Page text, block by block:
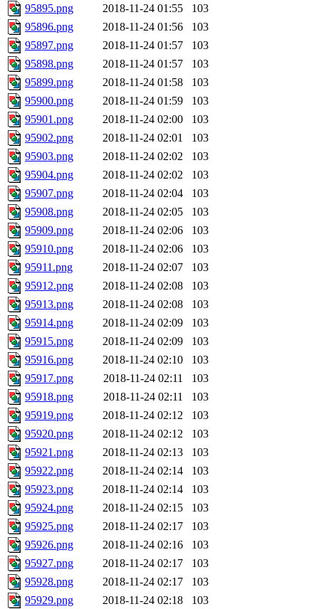
95895.png
2018-11-24 01:55
103
95896.png
2018-11-24 01:56
103
95897.png
2018-11-24 01:57
103
95898.png
2018-11-24 01:57
103
95899.png
2018-11-24 01:58
103
95900.png
2018-11-24 01:59
103
95901.png
2018-11-24 02:00
103
95902.png
2018-11-24 02:01
103
95903.png
2018-11-24 02:02
103
95904.png
2018-11-24 02:02
103
95907.png
2018-11-24 02:04
103
95908.png
2018-11-24 02:05
103
95909.png
2018-11-24 02:06
103
95910.png
2018-11-24 02:06
103
95911.png
2018-11-24 02:07
103
95912.png
2018-11-24 02:08
103
95913.png
2018-11-24 02:08
103
95914.png
2018-11-24 02:09
103
95915.png
2018-11-24 02:09
103
95916.png
2018-11-24 02:10
103
95917.png
2018-11-24 02:11
103
95918.png
2018-11-24 02:11
103
95919.png
2018-11-24 02:12
103
95920.png
2018-11-24 02:12
103
95921.png
2018-11-24 02:13
103
95922.png
2018-11-24 02:14
103
95923.png
2018-11-24 02:14
103
95924.png
2018-11-24 02:15
103
95925.png
2018-11-24 02:17
103
95926.png
2018-11-24 02:16
103
95927.png
2018-11-24 02:17
103
95928.png
2018-11-24 02:17
103
95929.png
2018-11-24 02:18 103